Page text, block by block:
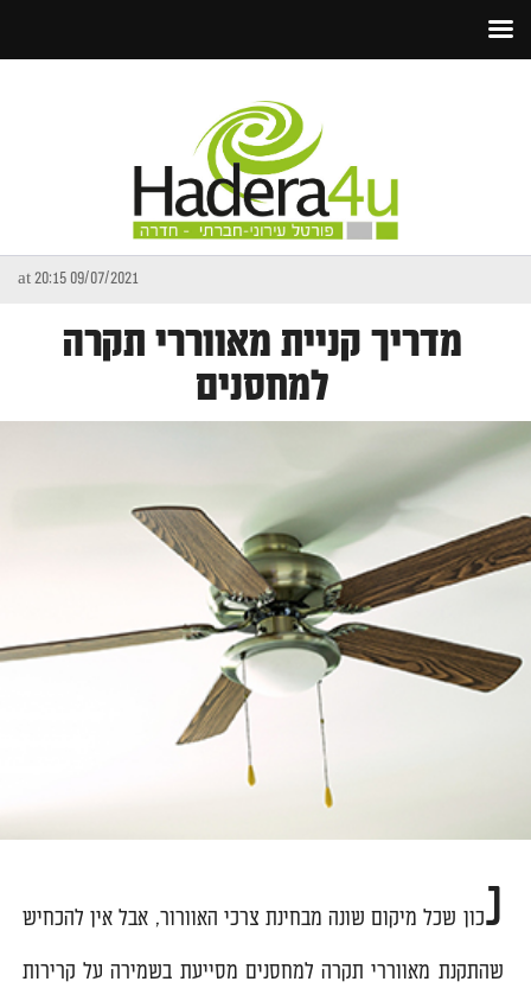
09/07/2021 at 20:15
מדריך קניית מאווררי תקרה
למחסנים
נכון שכל מיקום שונה מבחינת צרכי האוורור, אבל אין להכחיש
שהתקנת מאווררי תקרה למחסנים מסייעת בשמירה על קרירות